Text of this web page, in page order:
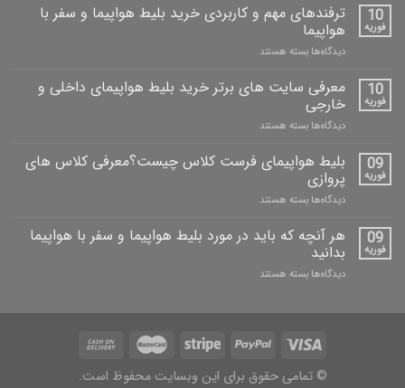
10
فوریه
ترفندهای مهم و کاربردی خرید بلیط هواپیما و سفر با
هواپیما
دیدگاه‌ها بسته هستند
10
فوریه
معرفی سایت های برتر خرید بلیط هواپیمای داخلی و
خارجی
دیدگاه‌ها بسته هستند
09
فوریه
بلیط هواپیمای فرست کلاس چیست؟معرفی کلاس های
پروازی
دیدگاه‌ها بسته هستند
09
فوریه
هر آنچه که باید در مورد بلیط هواپیما و سفر با هواپیما
بدانید
دیدگاه‌ها بسته هستند
© تمامی حقوق برای این وبسایت محفوظ است.